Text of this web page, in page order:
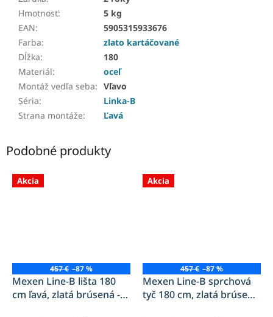
Hmotnosť:
5 kg
EAN:
5905315933676
Farba:
zlato kartáčované
Dĺžka:
180
Materiál:
oceľ
Montáž vedľa seba: Vľavo
Séria:
Linka-B
Strana montáže: Ľavá
Podobné produkty
Akcia
457 € –87 %
Mexen Line-B lišta 180
cm ľavá, zlatá brúsená -
Akcia
457 € –87 %
Mexen Line-B sprchová
tyč 180 cm, zlatá brúsená